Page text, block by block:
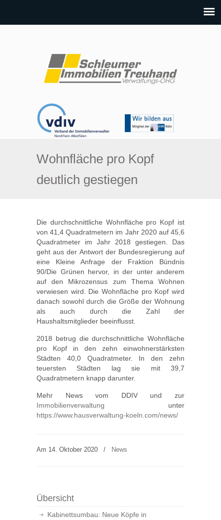
Wohnfläche pro Kopf
deutlich gestiegen
Die durchschnittliche Wohnfläche pro Kopf ist
von 41,4 Quadratmetern im Jahr 2020 auf 45,6
Quadratmeter im Jahr 2018 gestiegen. Das
geht aus der Antwort der Bundesregierung auf
eine Kleine Anfrage der Fraktion Bündnis
90/Die Grünen hervor, in der unter anderem
auf den Mikrozensus zum Thema Wohnen
verwiesen wird. Die Wohnfläche pro Kopf wird
danach sowohl durch die Größe der Wohnung
als auch durch die Zahl der
Haushaltsmitglieder beeinflusst.
2018 betrug die durchschnittliche Wohnfläche
pro Kopf in den zehn einwohnerstärksten
Städten 40,0 Quadratmeter. In den zehn
teuersten Städten lag sie mit 39,7
Quadratmetern knapp darunter.
Mehr News vom DDIV und zur
Immobilienverwaltung unter
https://www.hausverwaltung-koeln.com/news/
Am 14. Oktober 2020 / News
Übersicht
Kabinettsumbau: Neue Köpfe in